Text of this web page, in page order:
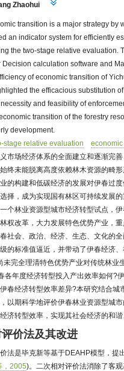
Zhaohui
transition is a major strategy
an indicator system for efficiently
the two-stage relative evaluation.
Decision calculation software and
of economic transition of
the efficacious substitution
and feasibility of
transition of the forestry
development.
stage relative evaluation
市场经济体系的全面建立和逐渐完
终未能脱离高度依赖林木资源的畸
的构建和低碳经济的发展对伊春过
择，成为实现国有林区可持续发展的
个林业资源型城市经济转型试点，
权改革，大力发展特色优势产业，
社会、政治、经济、生态、文化的
的标准值逼近，并带动了伊春经济
未完全理清特色优势产业对传统林
各年度经济转型投入产出效率如何?
春经济转型效率差异?本研究结合
以期科学地评价伊春林业资源型城
济转型效率，实现其社会经济的和谐
价法及其改进
法是毕克新等基于DEAHP模型，
，2005)。二次相对评价法消除了客